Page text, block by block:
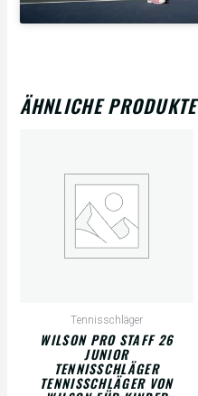
ÄHNLICHE PRODUKTE
Tennisschläger
WILSON PRO STAFF 26
JUNIOR
TENNISSCHLÄGER
TENNISSCHLÄGER VON